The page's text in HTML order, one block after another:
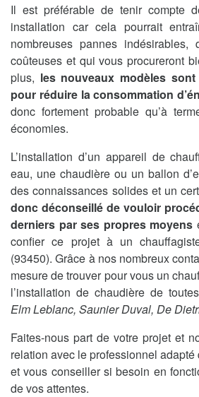
Il est préférable de tenir compte
installation car cela pourrait
nombreuses pannes indésirables,
coûteuses et qui vous procureront
plus, les nouveaux modèles
pour réduire la consommation
donc fortement probable qu’à
économies.
L’installation d’un appareil de
eau, une chaudière ou un ballon
des connaissances solides et un
donc déconseillé de vouloir
derniers par ses propres moyens
confier ce projet à un
(93450). Grâce à nos nombreux
mesure de trouver pour vous un
l’installation de chaudière de
Elm Leblanc, Saunier Duval, De
Faites-nous part de votre projet et
relation avec le professionnel
et vous conseiller si besoin en
de vos attentes.